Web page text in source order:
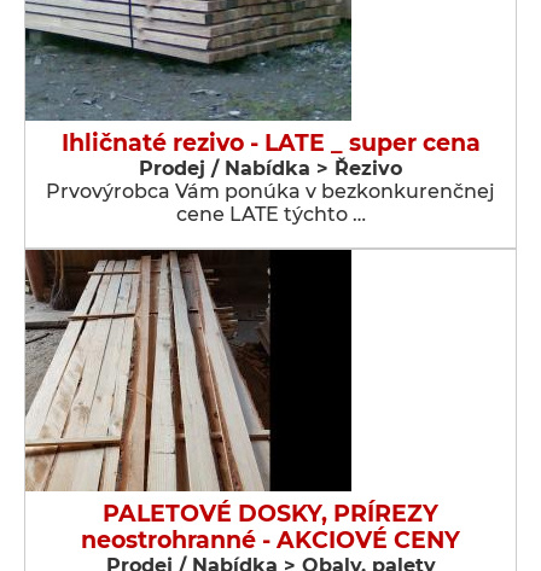
Ihličnaté rezivo - LATE _ super cena
Prodej / Nabídka > Řezivo
Prvovýrobca Vám ponúka v bezkonkurenčnej
cene LATE týchto …
PALETOVÉ DOSKY, PRÍREZY
neostrohranné - AKCIOVÉ CENY
Prodej / Nabídka > Obaly, palety